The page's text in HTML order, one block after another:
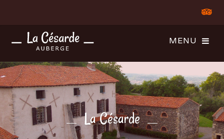
La Césarde